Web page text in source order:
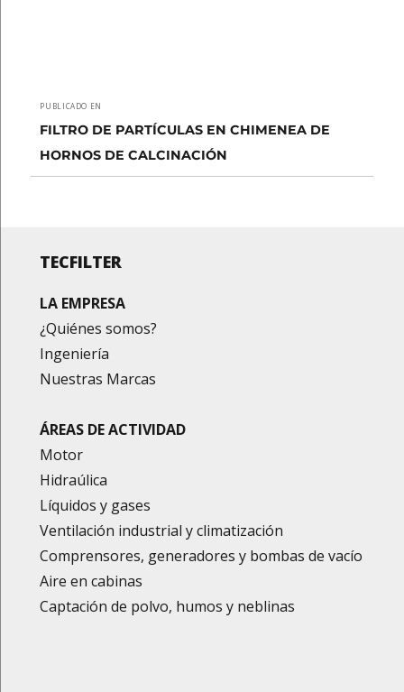
Navegación
de
entradas
PUBLICADO EN
FILTRO DE PARTÍCULAS EN CHIMENEA DE
HORNOS DE CALCINACIÓN
TECFILTER
LA EMPRESA
¿Quiénes somos?
Ingeniería
Nuestras Marcas
ÁREAS DE ACTIVIDAD
Motor
Hidraúlica
Líquidos y gases
Ventilación industrial y climatización
Comprensores, generadores y bombas de vacío
Aire en cabinas
Captación de polvo, humos y neblinas